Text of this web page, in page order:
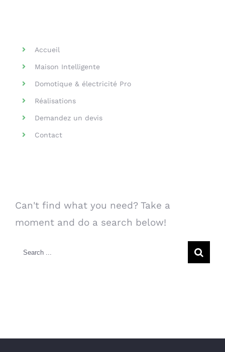
Accueil
Maison Intelligente
Domotique & électricité Pro
Réalisations
Demandez un devis
Contact
Can't find what you need? Take a
moment and do a search below!
Search